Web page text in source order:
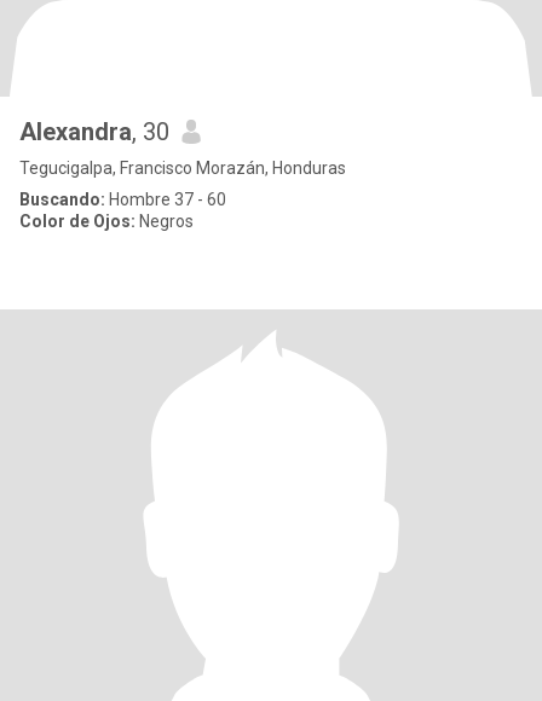
Alexandra, 30
Tegucigalpa, Francisco Morazán, Honduras
Buscando: Hombre 37 - 60
Color de Ojos: Negros